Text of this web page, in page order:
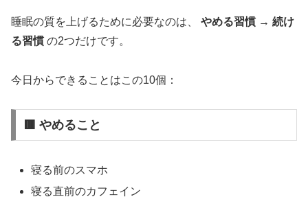
睡眠の質を上げるために必要なのは、 やめる習慣 → 続け
る習慣 の2つだけです。
今日からできることはこの10個：
🟥 やめること
寝る前のスマホ
寝る直前のカフェイン